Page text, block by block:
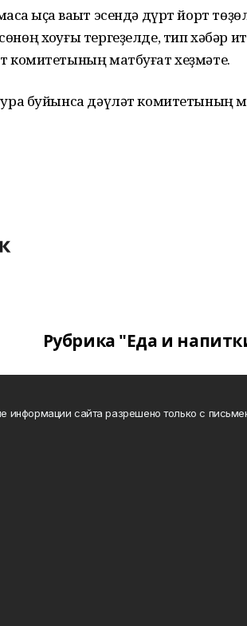
ҡыҫҡа ваҡыт эсендә дүрт йорт
хоҡуғы тергеҙелде, тип хәбәр
комитетының матбуғат хеҙмәте.
буйынса дәүләт комитетының
Рубрика "Еда и
информации сайта разрешено только с